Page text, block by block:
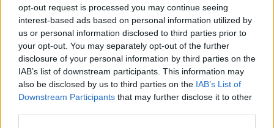
opt-out request is processed you may continue seeing
interest-based ads based on personal information utilized by
us or personal information disclosed to third parties prior to
your opt-out. You may separately opt-out of the further
disclosure of your personal information by third parties on the
IAB’s list of downstream participants. This information may
also be disclosed by us to third parties on the IAB’s List of
Downstream Participants that may further disclose it to other
Μια μεγάλη μουσική βραδιά στην Αλφά για τα 100 χρόνια
από τη γέννηση του Κώστα Μουντάκη
18:04
Νεκρή μεγαλόσωμη αρκούδα στην Καστοριά, πιθανόν